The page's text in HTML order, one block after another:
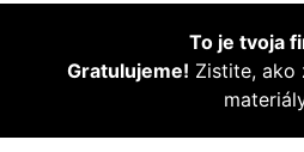
To je tvoja
Gratulujeme! Zistite, ako